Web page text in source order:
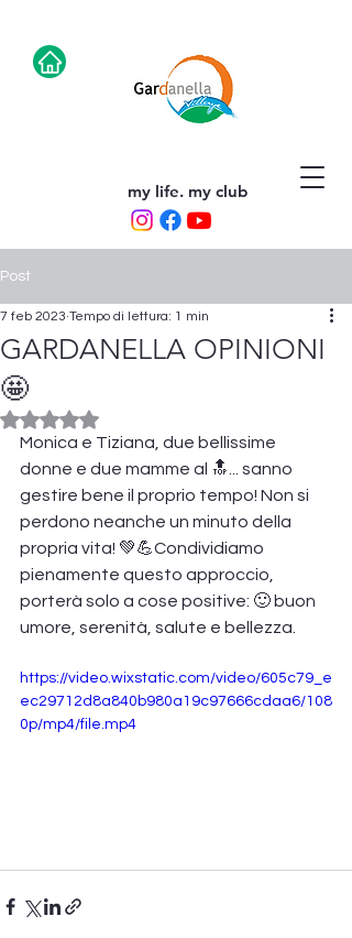
my life. my club
Post
GARDANELLA OPINIONI
🤩
7 feb 2023 Tempo di lettura: 1 min
Valutazione NaN stelle su 5.
Monica e Tiziana, due bellissime
donne e due mamme al 🔝... sanno
gestire bene il proprio tempo! Non si
perdono neanche un minuto della
propria vita! 💚💪Condividiamo
pienamente questo approccio,
porterà solo a cose positive: 🙂 buon
umore, serenità, salute e bellezza.
https://video.wixstatic.com/video/605c79_e
ec29712d8a840b980a19c97666cdaa6/108
0p/mp4/file.mp4